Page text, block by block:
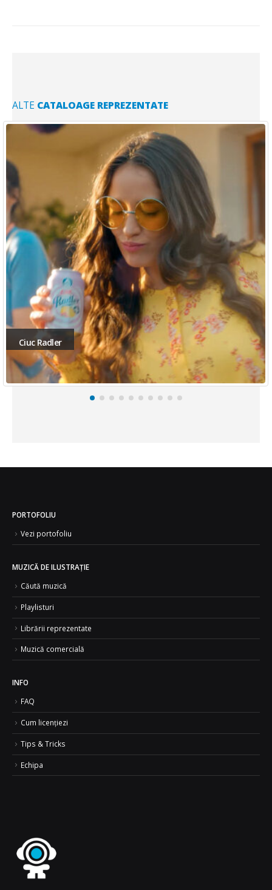
ALTE CATALOAGE REPREZENTATE
Telekom Family
PORTOFOLIU
Vezi portofoliu
MUZICĂ DE ILUSTRAȚIE
Căută muzică
Playlisturi
Librării reprezentate
Muzică comercială
INFO
FAQ
Cum licențiezi
Tips & Tricks
Echipa